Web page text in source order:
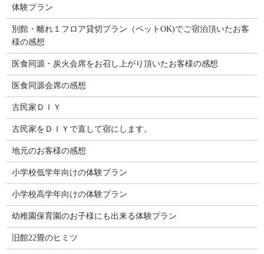
体験プラン
別館・離れ１フロア貸切プラン（ペットOK)でご宿泊頂いたお客
様の感想
医食同源・炭火会席をお召し上がり頂いたお客様の感想
医食同源会席の感想
古民家ＤＩＹ
古民家をＤＩＹで直して宿にします。
地元のお客様の感想
小学校低学年向けの体験プラン
小学校高学年向けの体験プラン
幼稚園保育園のお子様にも出来る体験プラン
旧館22畳のヒミツ